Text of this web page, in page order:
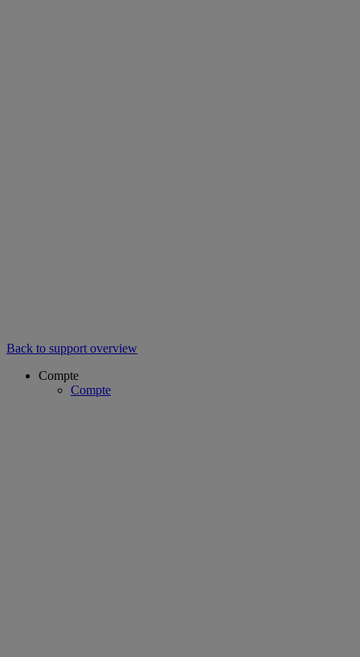
Back to support overview
Compte
Compte